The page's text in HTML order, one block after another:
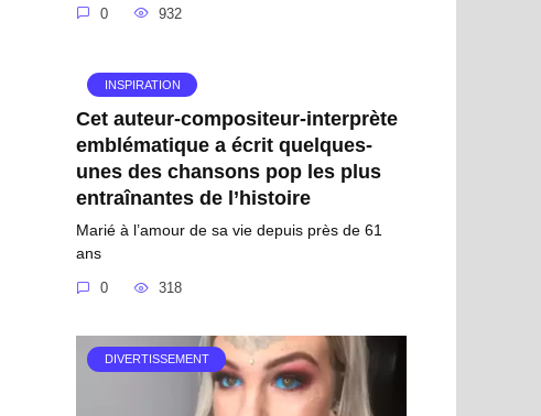
0 932
INSPIRATION
Cet auteur-compositeur-interprète
emblématique a écrit quelques-
unes des chansons pop les plus
entraînantes de l’histoire
Marié à l’amour de sa vie depuis près de 61
ans
0 318
DIVERTISSEMENT